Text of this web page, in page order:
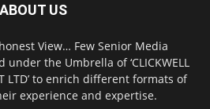
ABOUT US
View… Few Senior Media
the Umbrella of ‘CLICKWELL
LTD’ to enrich different formats of
experience and expertise.